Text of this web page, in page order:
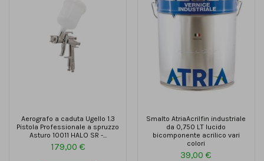
Aerografo a caduta Ugello 1.3
Pistola Professionale a spruzzo
Asturo 10011 HALO SR -...
179,00 €
Smalto AtriaAcrilfin industriale
da 0,750 LT lucido
bicomponente acrilico vari
colori
39,00 €